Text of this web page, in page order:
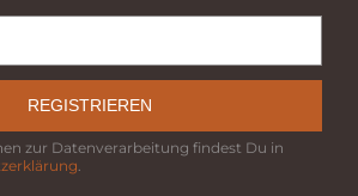
REGISTRIEREN
zur Datenverarbeitung findest Du in